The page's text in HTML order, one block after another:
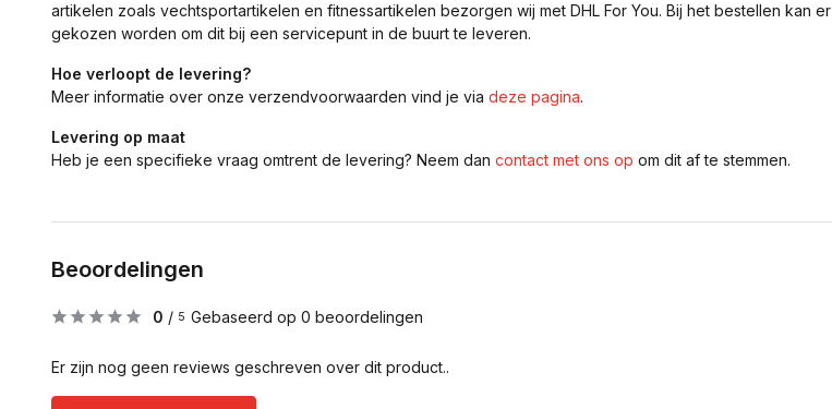
artikelen zoals vechtsportartikelen en fitnessartikelen bezorgen wij met DHL For You. Bij het bestellen kan er
gekozen worden om dit bij een servicepunt in de buurt te leveren.
Hoe verloopt de levering?
Meer informatie over onze verzendvoorwaarden vind je via deze pagina.
Levering op maat
Heb je een specifieke vraag omtrent de levering? Neem dan contact met ons op om dit af te stemmen.
Beoordelingen
0 / 5 Gebaseerd op 0 beoordelingen
Er zijn nog geen reviews geschreven over dit product..